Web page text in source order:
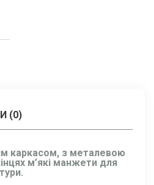
(0)
каркасом, з металевою
м’які манжети для